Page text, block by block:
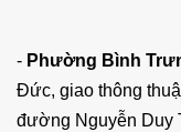
- Phường Bình
Đức, giao thông
đường Nguyễn Duy